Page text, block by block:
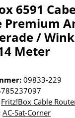
6591
Premium
/
Meter
09833-229
Fritz!Box Cable
AC-Sat-Corner